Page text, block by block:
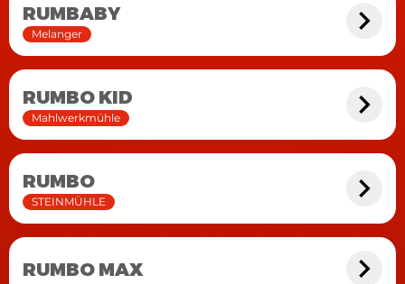
RUMBABY
Melanger
RUMBO KID
Mahlwerkmühle
RUMBO
STEINMÜHLE
RUMBO MAX